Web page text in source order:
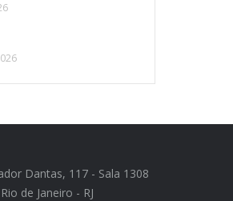
Dantas, 117 - Sala 1308
de Janeiro - RJ